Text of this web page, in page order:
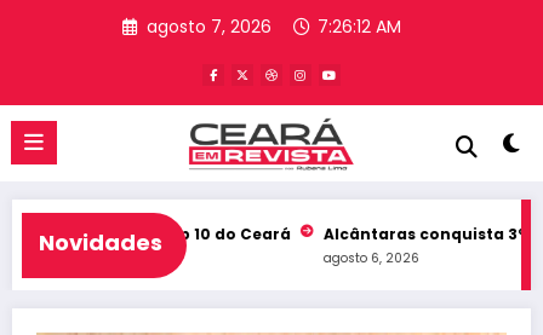
agosto 7, 2026 7:26:13 AM
Novidades
entra no Top 10 do Ceará Alcântaras conquista 3º lugar
agosto 6, 2026